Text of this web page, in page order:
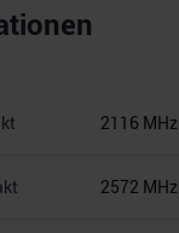
2116 MHz
2572 MHz